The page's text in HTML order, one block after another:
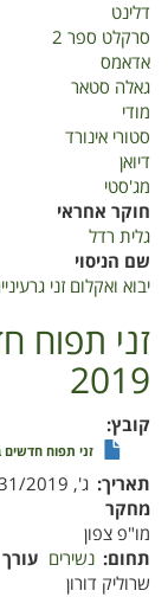
דלינט
סרקלט ספר 2
אדאמס
גאלה סטאר
מודי
סטורי אינורד
דיואן
מג'סטי
חוקר אחראי
גלית רדל
שם הניסוי
יבוא ואקלום זני
זני תפוח
2019
קובץ
זני תפוח חדשים
תאריך ג', 12/31/2019 - 12:00
מחקר
מו"פ צפון
תחום נשירים
שרוליק דורון